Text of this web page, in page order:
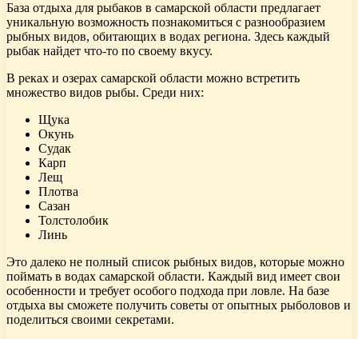
База отдыха для рыбаков в самарской области предлагает
уникальную возможность познакомиться с разнообразием
рыбных видов, обитающих в водах региона. Здесь каждый
рыбак найдет что-то по своему вкусу.
В реках и озерах самарской области можно встретить
множество видов рыбы. Среди них:
Щука
Окунь
Судак
Карп
Лещ
Плотва
Сазан
Толстолобик
Линь
Это далеко не полный список рыбных видов, которые можно
поймать в водах самарской области. Каждый вид имеет свои
особенности и требует особого подхода при ловле. На базе
отдыха вы сможете получить советы от опытных рыболовов и
поделиться своими секретами.